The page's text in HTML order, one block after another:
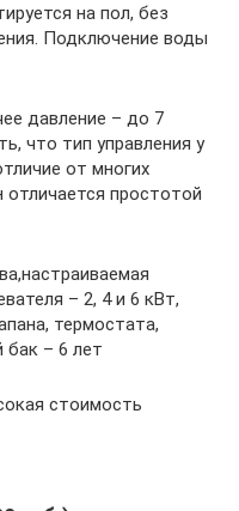
на пол, без
Подключение воды
давление – до 7
что тип управления у
от многих
отличается простотой
– 2, 4 и 6 кВт,
термостата,
бак – 6 лет
стоимость